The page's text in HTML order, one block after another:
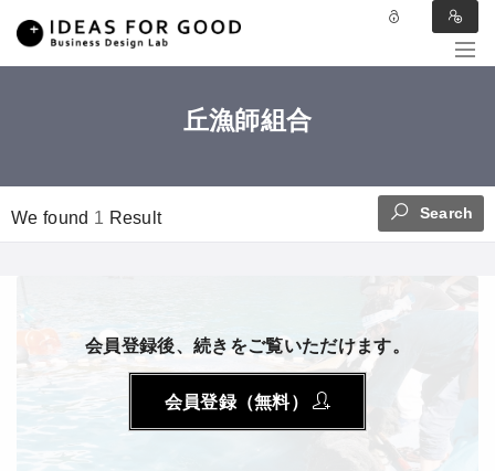
丘漁師組合
We found 1 Result Search
会員登録後、続きをご覧いただけます。
会員登録（無料）